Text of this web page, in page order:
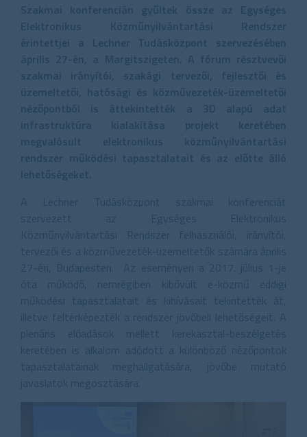
Szakmai konferencián gyűltek össze az Egységes
Elektronikus Közműnyilvántartási Rendszer
érintettjei a Lechner Tudásközpont szervezésében
április 27-én, a Margitszigeten. A fórum résztvevői
szakmai irányítói, szakági tervezői, fejlesztői és
üzemeltetői, hatósági és közművezeték-üzemeltetői
nézőpontból is áttekintették a 3D alapú adat
infrastruktúra kialakítása projekt keretében
megvalósult elektronikus közműnyilvántartási
rendszer működési tapasztalatait és az előtte álló
lehetőségeket.
A Lechner Tudásközpont szakmai konferenciát
szervezett az Egységes Elektronikus
Közműnyilvántartási Rendszer felhasználói, irányítói,
tervezői és a közművezeték-üzemeltetők számára április
27-én, Budapesten. Az eseményen a 2017. július 1-je
óta működő, nemrégiben kibővült e-közmű eddigi
működési tapasztalatait és kihívásait tekintették át,
illetve feltérképezték a rendszer jövőbeli lehetőségeit. A
plenáris előadások mellett kerekasztal-beszélgetés
keretében is alkalom adódott a különböző nézőpontok
tapasztalatainak meghallgatására, jövőbe mutató
javaslatok megosztására.